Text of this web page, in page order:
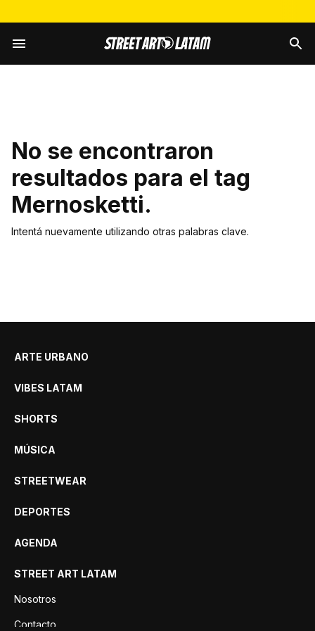
No se encontraron
resultados para el tag
Mernosketti.
Intentá nuevamente utilizando otras palabras clave.
ARTE URBANO
VIBES LATAM
SHORTS
MÚSICA
STREETWEAR
DEPORTES
AGENDA
STREET ART LATAM
Nosotros
Contacto